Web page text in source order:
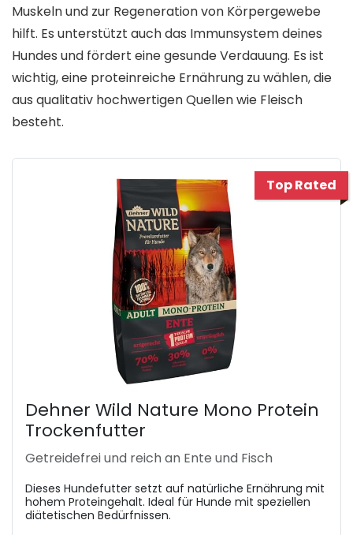
Muskeln und zur Regeneration von Körpergewebe
hilft. Es unterstützt auch das Immunsystem deines
Hundes und fördert eine gesunde Verdauung. Es ist
wichtig, eine proteinreiche Ernährung zu wählen, die
aus qualitativ hochwertigen Quellen wie Fleisch
besteht.
Top Rated
Dehner Wild Nature Mono Protein
Trockenfutter
Getreidefrei und reich an Ente und Fisch
Dieses Hundefutter setzt auf natürliche Ernährung mit
hohem Proteingehalt. Ideal für Hunde mit speziellen
diätetischen Bedürfnissen.